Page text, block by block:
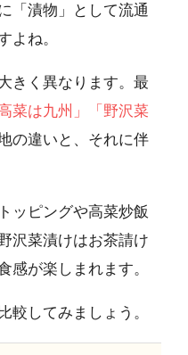
「漬物」として流通
よね。
きく異なります。最
高菜は九州」「野沢菜
の違いと、それに伴
ッピングや高菜炒飯
沢菜漬けはお茶請け
感が楽しまれます。
較してみましょう。